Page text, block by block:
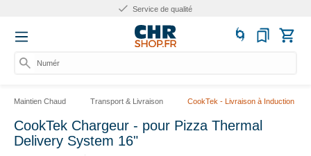
Service de qualité
Numéro
Maintien Chaud Transport & Livraison CookTek - Livraison à Induction
CookTek Chargeur - pour Pizza Thermal
Delivery System 16"